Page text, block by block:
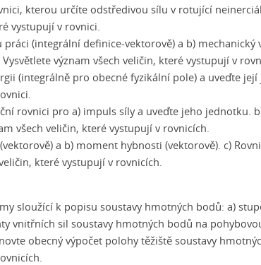
kterou určíte odstředivou sílu v rotující
vystupují v rovnici.
(integrální definice-vektorově) a b)
význam všech veličin, které vystupují v
(integrálně pro obecné fyzikální pole) a uveďte její
rovnici pro a) impuls síly a uveďte jeho jednotku.
všech veličin, které vystupují v rovnicích.
a b) moment hybnosti (vektorově). c)
které vystupují v rovnicích.
sloužící k popisu soustavy hmotných bodů: a)
vnitřních sil soustavy hmotných bodů na
obecný výpočet polohy těžiště soustavy